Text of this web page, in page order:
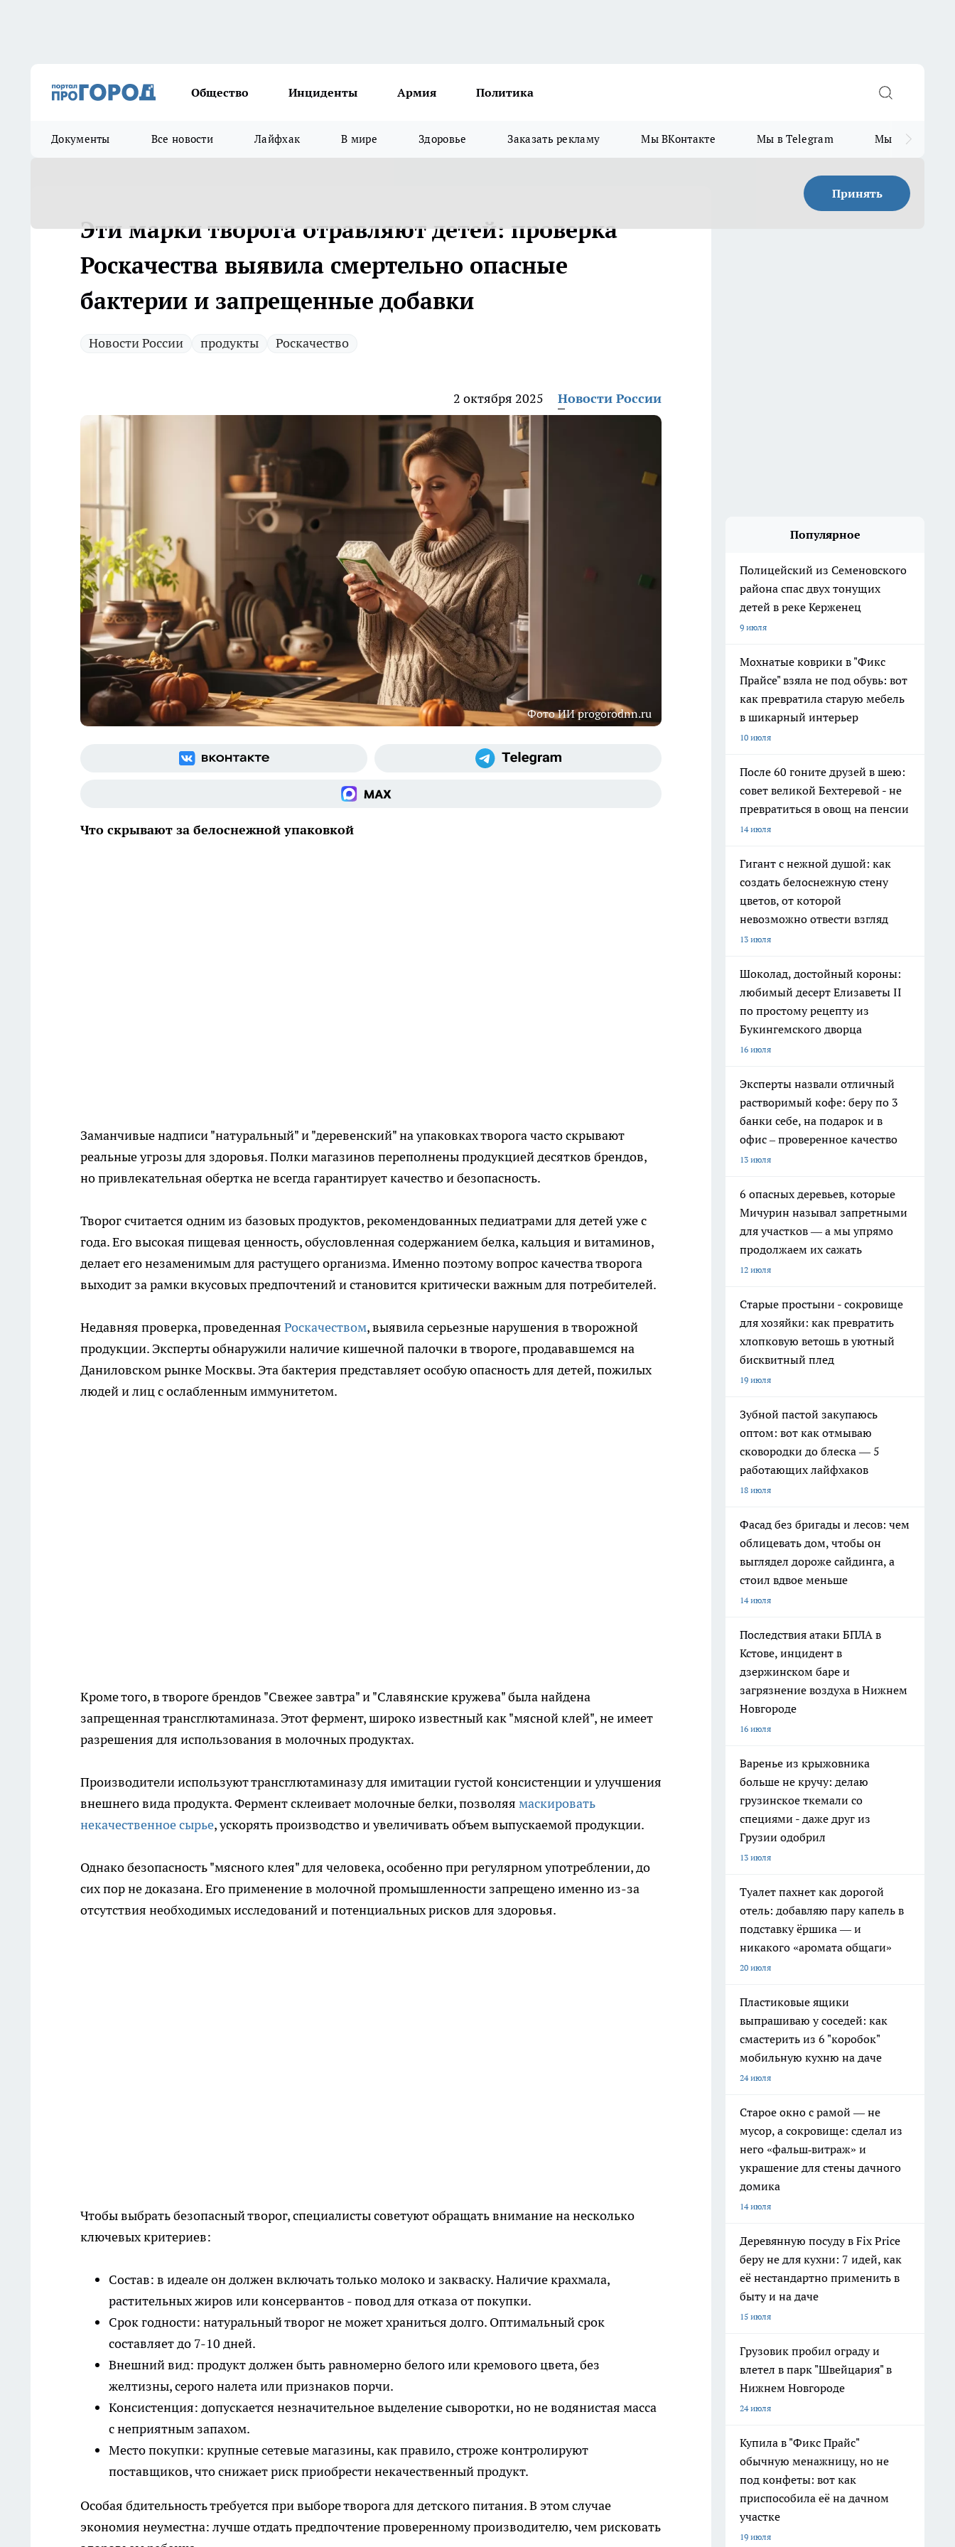
Общество Инциденты Армия Политика
Документы Все новости Лайфхак В мире Здоровье Заказать рекламу Мы ВКонтакте Мы в Telegram Мы в MAX
Принять
Эти марки творога отравляют детей: проверка
Роскачества выявила смертельно опасные
бактерии и запрещенные добавки
Новости России продукты Роскачество
2 октября 2025 Новости России
Фото ИИ progorodnn.ru
Что скрывают за белоснежной упаковкой
Заманчивые надписи "натуральный" и "деревенский" на упаковках творога часто скрывают
реальные угрозы для здоровья. Полки магазинов переполнены продукцией десятков брендов,
но привлекательная обертка не всегда гарантирует качество и безопасность.
Творог считается одним из базовых продуктов, рекомендованных педиатрами для детей уже с
года. Его высокая пищевая ценность, обусловленная содержанием белка, кальция и витаминов,
делает его незаменимым для растущего организма. Именно поэтому вопрос качества творога
выходит за рамки вкусовых предпочтений и становится критически важным для потребителей.
Недавняя проверка, проведенная Роскачеством, выявила серьезные нарушения в творожной
продукции. Эксперты обнаружили наличие кишечной палочки в твороге, продававшемся на
Даниловском рынке Москвы. Эта бактерия представляет особую опасность для детей, пожилых
людей и лиц с ослабленным иммунитетом.
Кроме того, в твороге брендов "Свежее завтра" и "Славянские кружева" была найдена
запрещенная трансглютаминаза. Этот фермент, широко известный как "мясной клей", не имеет
разрешения для использования в молочных продуктах.
Производители используют трансглютаминазу для имитации густой консистенции и улучшения
внешнего вида продукта. Фермент склеивает молочные белки, позволяя маскировать
некачественное сырье, ускорять производство и увеличивать объем выпускаемой продукции.
Однако безопасность "мясного клея" для человека, особенно при регулярном употреблении, до
сих пор не доказана. Его применение в молочной промышленности запрещено именно из-за
отсутствия необходимых исследований и потенциальных рисков для здоровья.
Чтобы выбрать безопасный творог, специалисты советуют обращать внимание на несколько
ключевых критериев:
Состав: в идеале он должен включать только молоко и закваску. Наличие крахмала,
растительных жиров или консервантов - повод для отказа от покупки.
Срок годности: натуральный творог не может храниться долго. Оптимальный срок
составляет до 7-10 дней.
Внешний вид: продукт должен быть равномерно белого или кремового цвета, без
желтизны, серого налета или признаков порчи.
Консистенция: допускается незначительное выделение сыворотки, но не водянистая масса
с неприятным запахом.
Место покупки: крупные сетевые магазины, как правило, строже контролируют
поставщиков, что снижает риск приобрести некачественный продукт.
Особая бдительность требуется при выборе творога для детского питания. В этом случае
экономия неуместна: лучше отдать предпочтение проверенному производителю, чем рисковать
Популярное
Полицейский из Семеновского
района спас двух тонущих
детей в реке Керженец
9 июля
Мохнатые коврики в "Фикс
Прайсе" взяла не под обувь: вот
как превратила старую мебель
в шикарный интерьер
10 июля
После 60 гоните друзей в шею:
совет великой Бехтеревой - не
превратиться в овощ на пенсии
14 июля
Гигант с нежной душой: как
создать белоснежную стену
цветов, от которой
невозможно отвести взгляд
13 июля
Шоколад, достойный короны:
любимый десерт Елизаветы II
по простому рецепту из
Букингемского дворца
16 июля
Эксперты назвали отличный
растворимый кофе: беру по 3
банки себе, на подарок и в
офис – проверенное качество
13 июля
6 опасных деревьев, которые
Мичурин называл запретными
для участков — а мы упрямо
продолжаем их сажать
12 июля
Старые простыни - сокровище
для хозяйки: как превратить
хлопковую ветошь в уютный
бисквитный плед
19 июля
Зубной пастой закупаюсь
оптом: вот как отмываю
сковородки до блеска — 5
работающих лайфхаков
18 июля
Фасад без бригады и лесов: чем
облицевать дом, чтобы он
выглядел дороже сайдинга, а
стоил вдвое меньше
14 июля
Последствия атаки БПЛА в
Кстове, инцидент в
дзержинском баре и
загрязнение воздуха в Нижнем
Новгороде
16 июля
Варенье из крыжовника
больше не кручу: делаю
грузинское ткемали со
специями - даже друг из
Грузии одобрил
13 июля
Туалет пахнет как дорогой
отель: добавляю пару капель в
подставку ёршика — и
никакого «аромата общаги»
20 июля
Пластиковые ящики
выпрашиваю у соседей: как
смастерить из 6 "коробок"
мобильную кухню на даче
24 июля
Старое окно с рамой — не
мусор, а сокровище: сделал из
него «фальш‑витраж» и
украшение для стены дачного
домика
14 июля
Деревянную посуду в Fix Price
беру не для кухни: 7 идей, как
её нестандартно применить в
быту и на даче
15 июля
Грузовик пробил ограду и
влетел в парк "Швейцария" в
Нижнем Новгороде
24 июля
Купила в "Фикс Прайс"
обычную менажницу, но не
под конфеты: вот как
приспособила её на дачном
участке
19 июля